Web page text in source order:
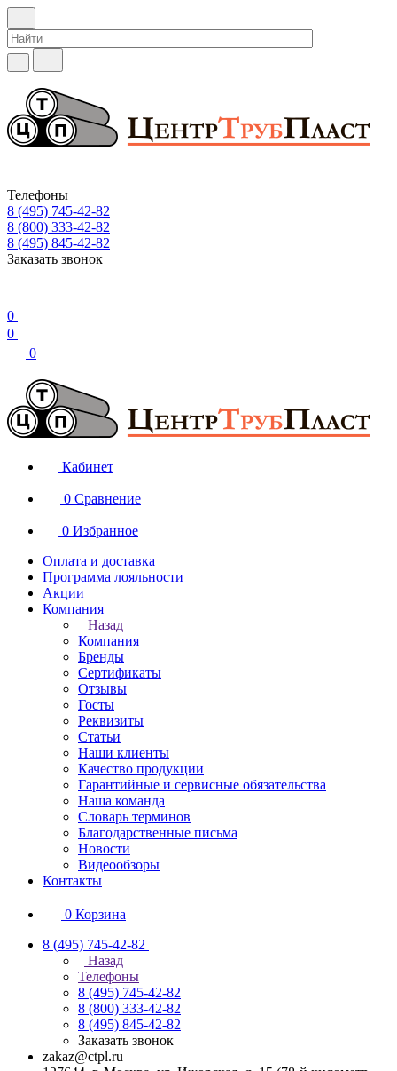
Телефоны
8 (495) 745-42-82
8 (800) 333-42-82
8 (495) 845-42-82
Заказать звонок
0
0
0
Кабинет
0 Сравнение
0 Избранное
Оплата и доставка
Программа лояльности
Акции
Компания
Назад
Компания
Бренды
Сертификаты
Отзывы
Госты
Реквизиты
Статьи
Наши клиенты
Качество продукции
Гарантийные и сервисные обязательства
Наша команда
Словарь терминов
Благодарственные письма
Новости
Видеообзоры
Контакты
0 Корзина
8 (495) 745-42-82
Назад
Телефоны
8 (495) 745-42-82
8 (800) 333-42-82
8 (495) 845-42-82
Заказать звонок
zakaz@ctpl.ru